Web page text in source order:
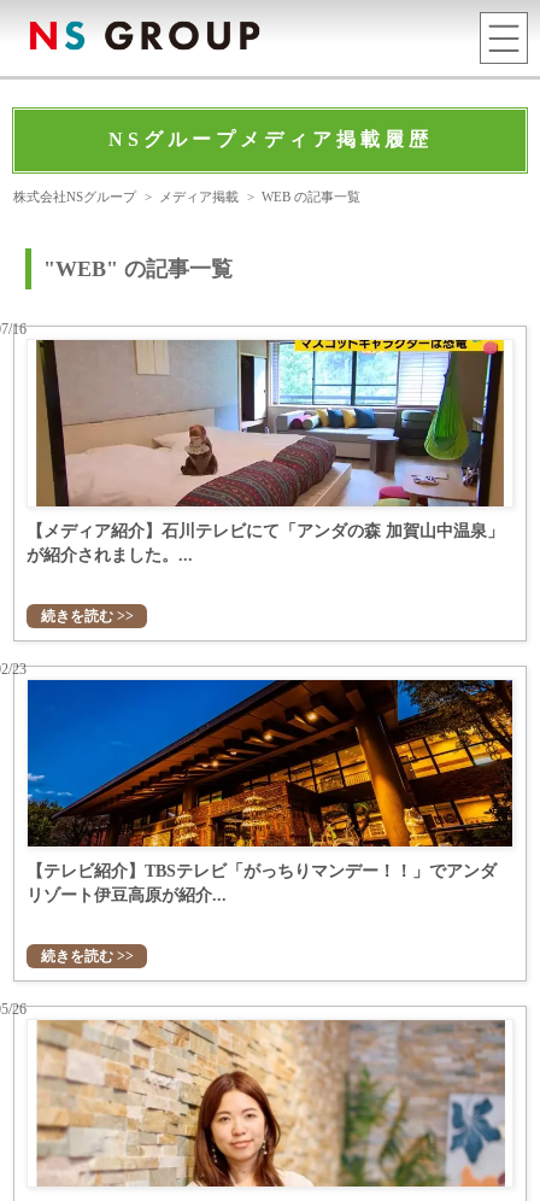
NSグループメディア掲載履歴
株式会社NSグループ > メディア掲載 >WEB の記事一覧
"WEB" の記事一覧
【メディア紹介】石川テレビにて「アンダの森 加賀山中温泉」
が紹介されました。...
16
続きを読む >>
【テレビ紹介】TBSテレビ「がっちりマンデー！！」でアンダ
リゾート伊豆高原が紹介...
23
続きを読む >>
26